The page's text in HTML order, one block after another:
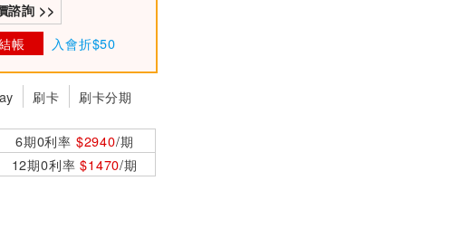
諮詢 >>
帳 入會折$50
刷卡 刷卡分期
6期0利率 $2940/期
12期0利率$1470/期